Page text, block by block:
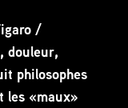
/
douleur,
philosophes
les «maux»